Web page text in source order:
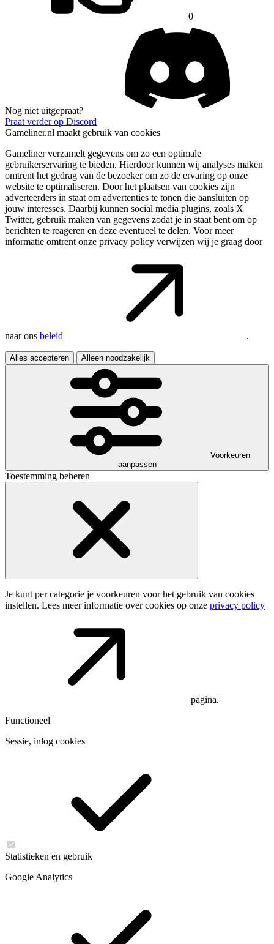
0
Nog niet uitgepraat?
Praat verder op Discord
Gameliner.nl maakt gebruik van cookies
Gameliner verzamelt gegevens om zo een optimale
gebruikerservaring te bieden. Hierdoor kunnen wij analyses maken
omtrent het gedrag van de bezoeker om zo de ervaring op onze
website te optimaliseren. Door het plaatsen van cookies zijn
adverteerders in staat om advertenties te tonen die aansluiten op
jouw interesses. Daarbij kunnen social media plugins, zoals X
Twitter, gebruik maken van gegevens zodat je in staat bent om op
berichten te reageren en deze eventueel te delen. Voor meer
informatie omtrent onze privacy policy verwijzen wij je graag door
naar ons beleid .
Alles accepteren Alleen noodzakelijk
Voorkeuren
aanpassen
Toestemming beheren
Je kunt per categorie je voorkeuren voor het gebruik van cookies
instellen. Lees meer informatie over cookies op onze privacy policy
pagina.
Functioneel
Sessie, inlog cookies
Statistieken en gebruik
Google Analytics